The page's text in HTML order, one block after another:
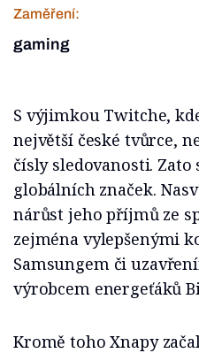
Zaměření:
gaming
S výjimkou Twitche,
největší české tvůrce,
čísly sledovanosti. Zato
globálních značek.
nárůst jeho příjmů ze
zejména vylepšenými
Samsungem či
výrobcem energeťáků
Kromě toho Xnapy